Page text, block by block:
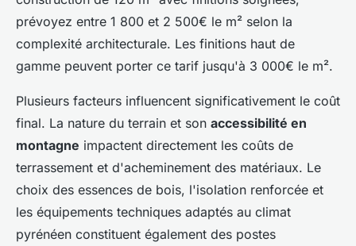
prévoyez entre 1 800 et 2 500€ le m² selon la
complexité architecturale. Les finitions haut de
gamme peuvent porter ce tarif jusqu'à 3 000€ le m².
Plusieurs facteurs influencent significativement le coût
final. La nature du terrain et son accessibilité en
montagne impactent directement les coûts de
terrassement et d'acheminement des matériaux. Le
choix des essences de bois, l'isolation renforcée et
les équipements techniques adaptés au climat
pyrénéen constituent également des postes